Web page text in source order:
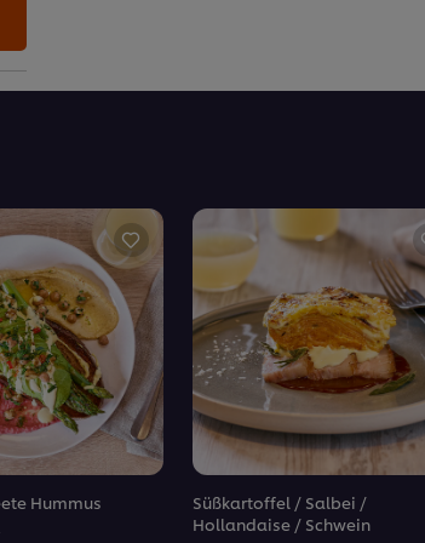
Hummus
Süßkartoffel / Salbei /
Hollandaise / Schwein